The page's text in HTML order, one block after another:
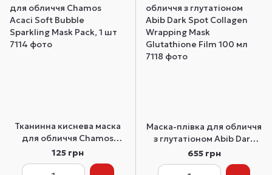
Тканинна киснева маска
для обличчя Chamos
Acaci Soft Bubble
Sparkling Mask Pack, 1 шт
125 грн
Маска-плівка для обличчя
з глутатіоном Abib Dark
Spot Collagen Wrapping
Mask Glutathione Film 100
655 грн